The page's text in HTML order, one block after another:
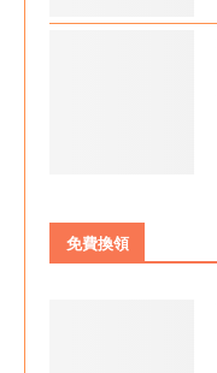
免費換領